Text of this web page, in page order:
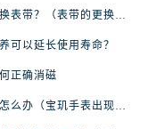
宝玑手表如何更换表带？（表带的更换方法）
可以延长使用寿命？
正确消磁
宝玑有走时误差怎么办（宝玑手表出现误差原因）